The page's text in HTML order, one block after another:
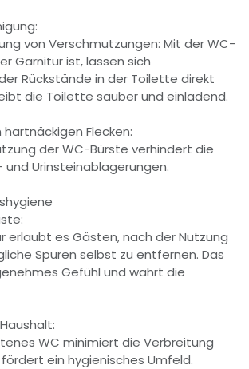
von Verschmutzungen: Mit der WC-
Garnitur ist, lassen sich
Rückstände in der Toilette direkt
die Toilette sauber und einladend.
Flecken:
der WC-Bürste verhindert die
und Urinsteinablagerungen.
erlaubt es Gästen, nach der Nutzung
Spuren selbst zu entfernen. Das
Gefühl und wahrt die
WC minimiert die Verbreitung
ein hygienisches Umfeld.